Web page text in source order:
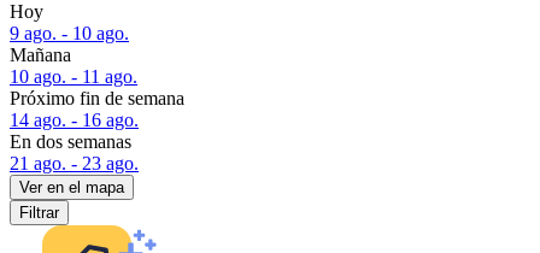
Hoy
9 ago. - 10 ago.
Mañana
10 ago. - 11 ago.
Próximo fin de semana
14 ago. - 16 ago.
En dos semanas
21 ago. - 23 ago.
Ver en el mapa
Filtrar